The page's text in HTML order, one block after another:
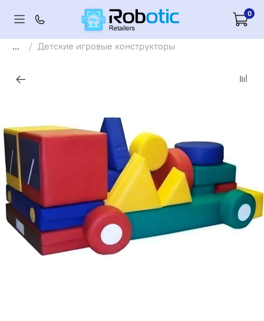
0
... Детские игровые конструкторы